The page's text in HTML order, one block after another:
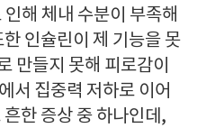
해 체내 수분이 부족해
인슐린이 제 기능을 못
만들지 못해 피로감이
서 집중력 저하로 이어
한 증상 중 하나인데,